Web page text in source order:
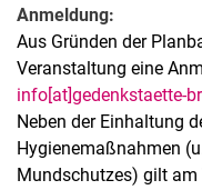
Anmeldung:
Aus Gründen der
Veranstaltung eine
info[at]gedenkstaette-
Neben der Einhaltung
Hygienemaßnahmen
Mundschutzes) gilt am